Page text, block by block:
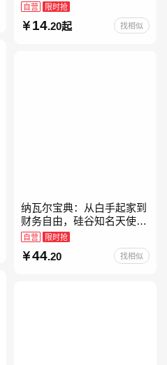
自营 限时抢
14.20起 找相似
纳瓦尔宝典：从白手起家到
财务自由，硅谷知名天使投
资人纳瓦尔智慧箴言录
自营 限时抢
44.20 找相似